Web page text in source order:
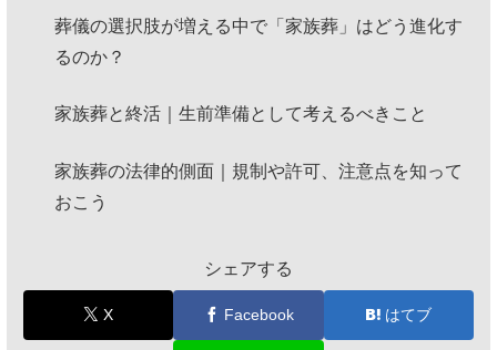
葬儀の選択肢が増える中で「家族葬」はどう進化す
るのか？
家族葬と終活｜生前準備として考えるべきこと
家族葬の法律的側面｜規制や許可、注意点を知って
おこう
シェアする
X Facebook はてブ